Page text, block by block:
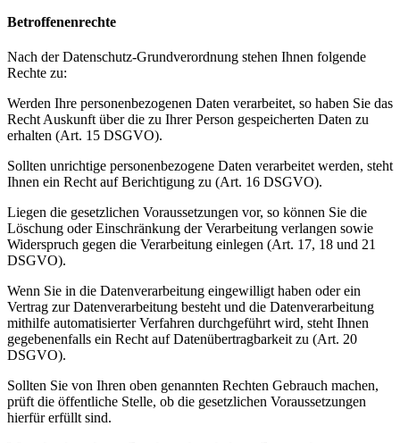
Betroffenenrechte
Nach der Datenschutz-Grundverordnung stehen Ihnen folgende
Rechte zu:
Werden Ihre personenbezogenen Daten verarbeitet, so haben Sie das
Recht Auskunft über die zu Ihrer Person gespeicherten Daten zu
erhalten (Art. 15 DSGVO).
Sollten unrichtige personenbezogene Daten verarbeitet werden, steht
Ihnen ein Recht auf Berichtigung zu (Art. 16 DSGVO).
Liegen die gesetzlichen Voraussetzungen vor, so können Sie die
Löschung oder Einschränkung der Verarbeitung verlangen sowie
Widerspruch gegen die Verarbeitung einlegen (Art. 17, 18 und 21
DSGVO).
Wenn Sie in die Datenverarbeitung eingewilligt haben oder ein
Vertrag zur Datenverarbeitung besteht und die Datenverarbeitung
mithilfe automatisierter Verfahren durchgeführt wird, steht Ihnen
gegebenenfalls ein Recht auf Datenübertragbarkeit zu (Art. 20
DSGVO).
Sollten Sie von Ihren oben genannten Rechten Gebrauch machen,
prüft die öffentliche Stelle, ob die gesetzlichen Voraussetzungen
hierfür erfüllt sind.